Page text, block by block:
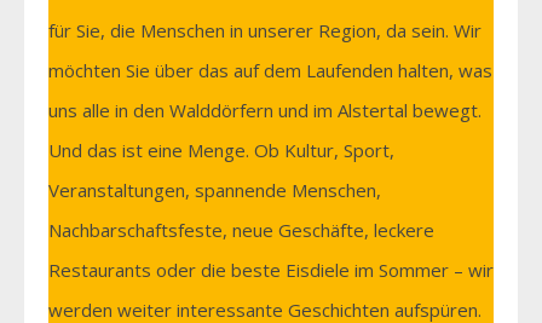
für Sie, die Menschen in unserer Region, da sein. Wir
möchten Sie über das auf dem Laufenden halten, was
uns alle in den Walddörfern und im Alstertal bewegt.
Und das ist eine Menge. Ob Kultur, Sport,
Veranstaltungen, spannende Menschen,
Nachbarschaftsfeste, neue Geschäfte, leckere
Restaurants oder die beste Eisdiele im Sommer – wir
werden weiter interessante Geschichten aufspüren.